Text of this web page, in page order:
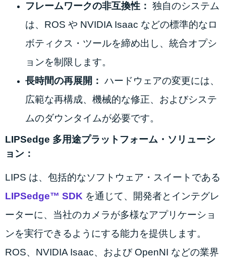
フレームワークの非互換性： 独自のシステム
は、ROS や NVIDIA Isaac などの標準的なロ
ボティクス・ツールを締め出し、統合オプシ
ョンを制限します。
長時間の再展開： ハードウェアの変更には、
広範な再構成、機械的な修正、およびシステ
ムのダウンタイムが必要です。
LIPSedge 多用途プラットフォーム・ソリューシ
ョン：
LIPS は、包括的なソフトウェア・スイートである
LIPSedge™ SDK を通じて、開発者とインテグレ
ーターに、当社のカメラが多様なアプリケーショ
ンを実行できるようにする能力を提供します。
ROS、NVIDIA Isaac、および OpenNI などの業界